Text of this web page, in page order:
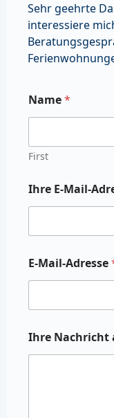
Sehr geehrte
interessiere
Name*
First
Ihre E-Mail-
E-Mail-Adresse
Ihre Nachricht